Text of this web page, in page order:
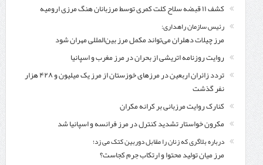
کشف ۱۱ قبضه سلاح کلت کمری توسط مرزبانان هنگ مرزی ارومیه
رئیس سازمان راهداری:
مرز چیلات دهلران می‌تواند مکمل مرز بین‌المللی مهران شود
روایت روزنامه اتریشی از بحران در مرز مغرب و اسپانیا
تردد زائران اربعین در مرزهای خوزستان از مرز یک میلیون و ۴۲۸ هزار
نفر گذشت
کنارک روایت مرزبانی بر کرانه مکران
مکرون خواستار تشدید کنترل‌ در مرز فرانسه و اسپانیا شد
درباره بلاگری که زنان را مقابل دوربین کتک می زد؛
مرز میان تولید محتوا و ارتکاب جرم کجاست؟